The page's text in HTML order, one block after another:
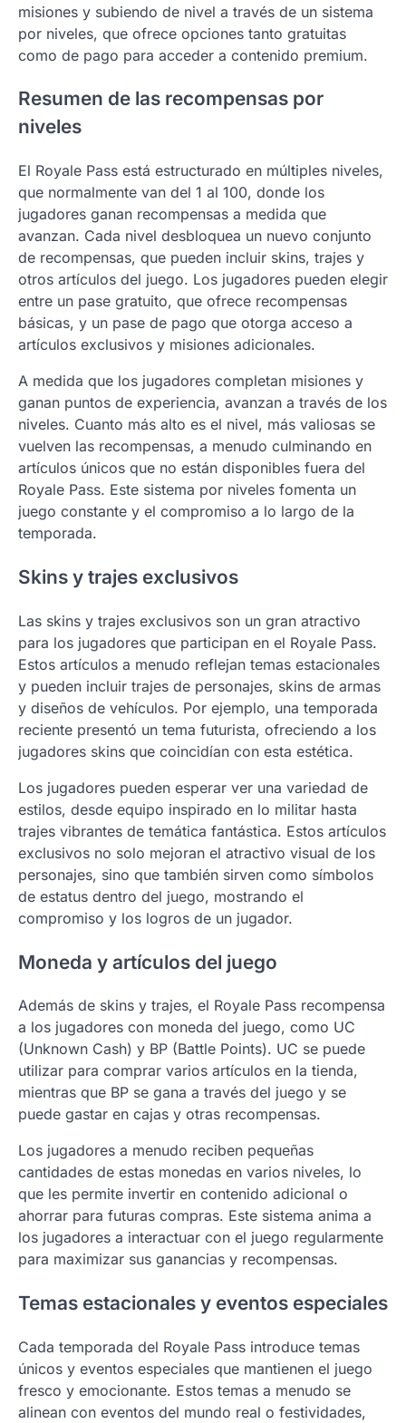
misiones y subiendo de nivel a través de un sistema
por niveles, que ofrece opciones tanto gratuitas
como de pago para acceder a contenido premium.
Resumen de las recompensas por
niveles
El Royale Pass está estructurado en múltiples niveles,
que normalmente van del 1 al 100, donde los
jugadores ganan recompensas a medida que
avanzan. Cada nivel desbloquea un nuevo conjunto
de recompensas, que pueden incluir skins, trajes y
otros artículos del juego. Los jugadores pueden elegir
entre un pase gratuito, que ofrece recompensas
básicas, y un pase de pago que otorga acceso a
artículos exclusivos y misiones adicionales.
A medida que los jugadores completan misiones y
ganan puntos de experiencia, avanzan a través de los
niveles. Cuanto más alto es el nivel, más valiosas se
vuelven las recompensas, a menudo culminando en
artículos únicos que no están disponibles fuera del
Royale Pass. Este sistema por niveles fomenta un
juego constante y el compromiso a lo largo de la
temporada.
Skins y trajes exclusivos
Las skins y trajes exclusivos son un gran atractivo
para los jugadores que participan en el Royale Pass.
Estos artículos a menudo reflejan temas estacionales
y pueden incluir trajes de personajes, skins de armas
y diseños de vehículos. Por ejemplo, una temporada
reciente presentó un tema futurista, ofreciendo a los
jugadores skins que coincidían con esta estética.
Los jugadores pueden esperar ver una variedad de
estilos, desde equipo inspirado en lo militar hasta
trajes vibrantes de temática fantástica. Estos artículos
exclusivos no solo mejoran el atractivo visual de los
personajes, sino que también sirven como símbolos
de estatus dentro del juego, mostrando el
compromiso y los logros de un jugador.
Moneda y artículos del juego
Además de skins y trajes, el Royale Pass recompensa
a los jugadores con moneda del juego, como UC
(Unknown Cash) y BP (Battle Points). UC se puede
utilizar para comprar varios artículos en la tienda,
mientras que BP se gana a través del juego y se
puede gastar en cajas y otras recompensas.
Los jugadores a menudo reciben pequeñas
cantidades de estas monedas en varios niveles, lo
que les permite invertir en contenido adicional o
ahorrar para futuras compras. Este sistema anima a
los jugadores a interactuar con el juego regularmente
para maximizar sus ganancias y recompensas.
Temas estacionales y eventos especiales
Cada temporada del Royale Pass introduce temas
únicos y eventos especiales que mantienen el juego
fresco y emocionante. Estos temas a menudo se
alinean con eventos del mundo real o festividades,